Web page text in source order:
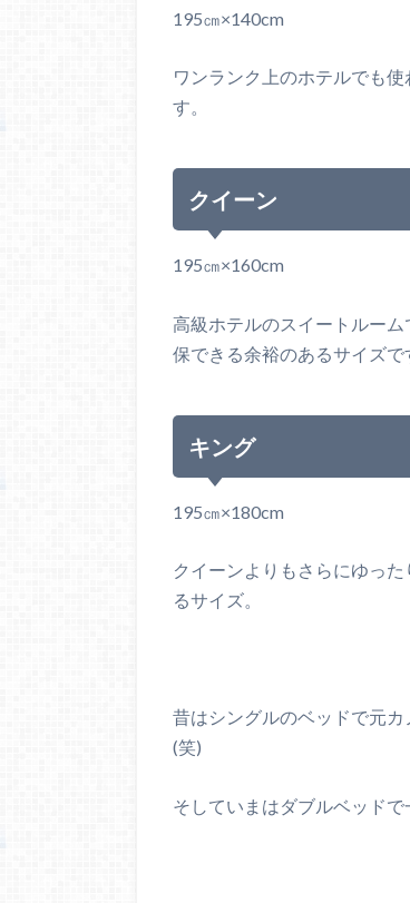
195㎝×140cm
ワンランク上のホテルでも
す。
クイーン
195㎝×160cm
高級ホテルのスイートルー
保できる余裕のあるサイズで
キング
195㎝×180cm
クイーンよりもさらにゆっ
るサイズ。
昔はシングルのベッドで元
(笑)
そしていまはダブルベッドで